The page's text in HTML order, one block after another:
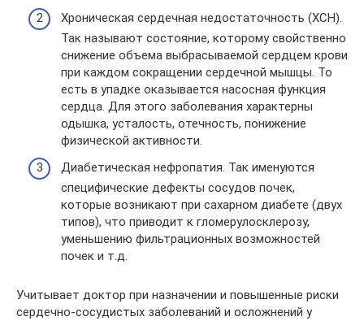
Хроническая сердечная недостаточность (ХСН).
Так называют состояние, которому свойственно
снижение объема выбрасываемой сердцем крови
при каждом сокращении сердечной мышцы. То
есть в упадке оказывается насосная функция
сердца. Для этого заболевания характерны
одышка, усталость, отечность, понижение
физической активности.
Диабетическая нефропатия. Так именуются
специфические дефекты сосудов почек,
которые возникают при сахарном диабете (двух
типов), что приводит к гломерулосклерозу,
уменьшению фильтрационных возможностей
почек и т.д.
Учитывает доктор при назначении и повышенные риски
сердечно-сосудистых заболеваний и осложнений у